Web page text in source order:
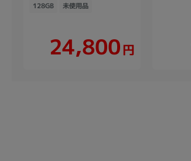
128GB 未使用品
24,800円